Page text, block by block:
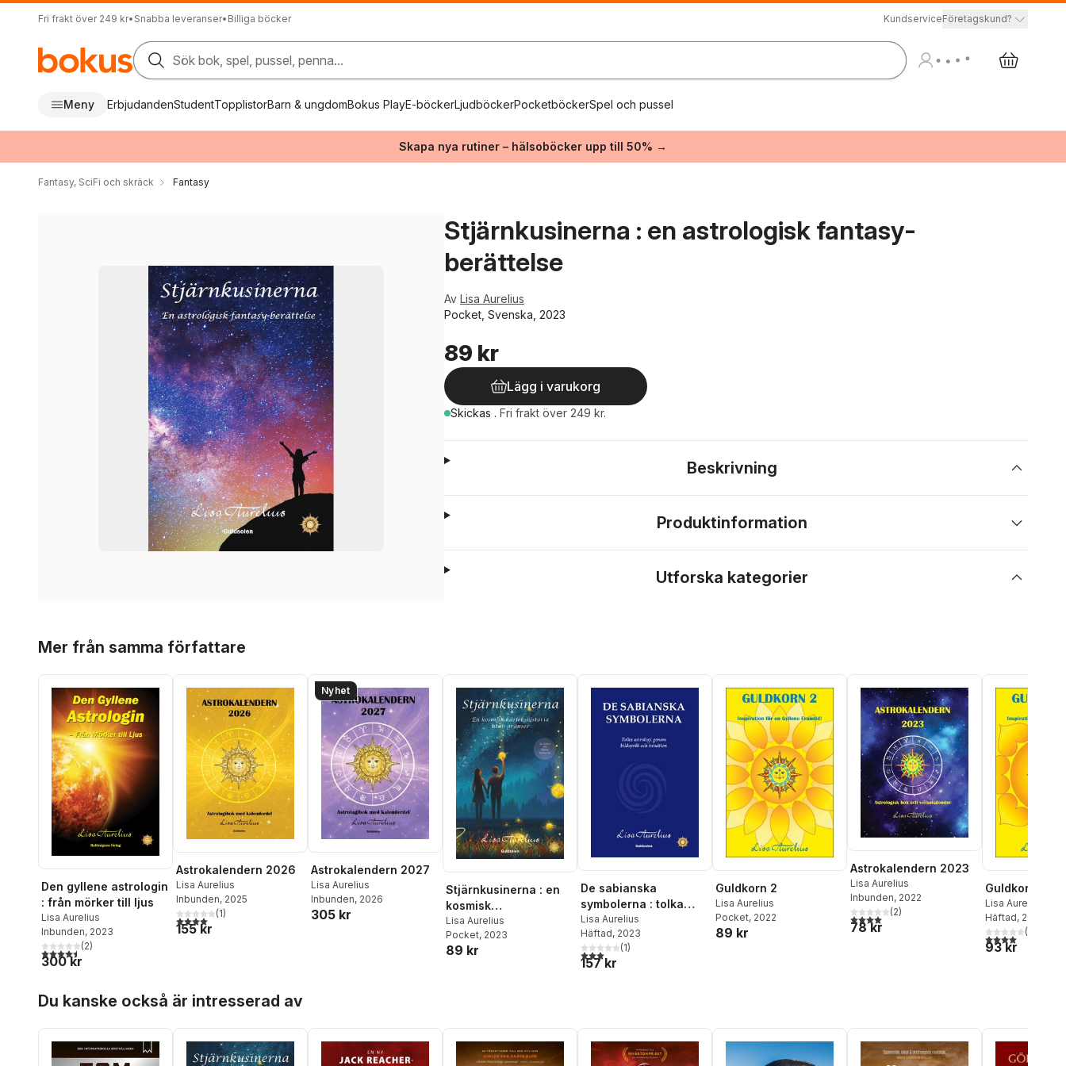
Fri frakt över 249 kr• Snabba leveranser• Billiga böcker KundserviceFöretagskund?
Sök bok, spel, pussel, penna...
Meny ErbjudandenStudentTopplistorBarn & ungdomBokus PlayE-böckerLjudböckerPocketböckerSpel och pussel
Skapa nya rutiner – hälsoböcker upp till 50% →
Fantasy, SciFi och skräck Fantasy
Stjärnkusinerna : en astrologisk fantasy-
berättelse
Av Lisa Aurelius
Pocket, Svenska, 2023
89 kr
Lägg i varukorg
Skickas . Fri frakt över 249 kr.
Beskrivning
Produktinformation
Utforska kategorier
Mer från samma författare
Den gyllene astrologin
: från mörker till ljus
Lisa Aurelius
Inbunden, 2023
4,5utav 5 stjärnor. Totalt antal röster:
(2)
300 kr
Astrokalendern 2026
Lisa Aurelius
Inbunden, 2025
4,0utav 5 stjärnor. Totalt antal röster:
(1)
155 kr
Nyhet
Astrokalendern 2027
Lisa Aurelius
Inbunden, 2026
305 kr
Stjärnkusinerna : en
kosmisk
kärlekshistoria utan
gränser
Lisa Aurelius
Pocket, 2023
89 kr
De sabianska
symbolerna : tolka
astrologi genom
bildspråk och intuition
Lisa Aurelius
Häftad, 2023
3,0utav 5 stjärnor. Totalt antal röster:
(1)
157 kr
Guldkorn 2
Lisa Aurelius
Pocket, 2022
89 kr
Astrokalendern 2023
Lisa Aurelius
Inbunden, 2022
4,0utav 5 stjärnor. Totalt antal röster:
(2)
78 kr
Guldkorn 1
Lisa Aurelius
Häftad, 2022
4,0utav 5(
93 kr
Du kanske också är intresserad av